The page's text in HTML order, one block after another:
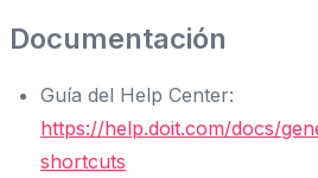
Documentación
Guía del Help Center:
https://help.doit.com/docs/
shortcuts